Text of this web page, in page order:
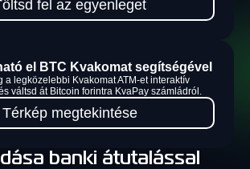
banki átutalással
fel az egyenleget
el BTC Kvakomat segítségével
a legközelebbi Kvakomat ATM-et interaktív
váltsd át Bitcoin forintra KvaPay számládról.
Térkép megtekintése